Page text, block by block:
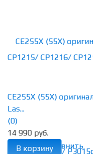
избранное сравнить
CE255X (55X)
Las...
(0)
14 990 руб.
В корзину